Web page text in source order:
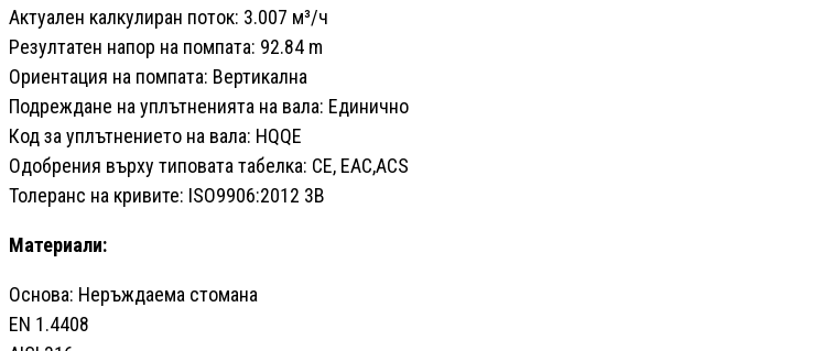
Актуален калкулиран поток: 3.007 м³/ч
Резултатен напор на помпата: 92.84 m
Ориентация на помпата: Вертикална
Подреждане на уплътненията на вала: Единично
Код за уплътнението на вала: HQQE
Одобрения върху типовата табелка: CE, EAC,ACS
Толеранс на кривите: ISO9906:2012 3B
Материали:
Основа: Неръждаема стомана
EN 1.4408